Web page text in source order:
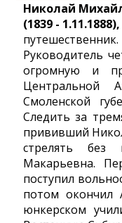
Николай
(1839 - 1.11.1888),
путешественник.
Руководитель
огромную и
Центральной
Смоленской
Следить за
прививший
стрелять без
Макарьевна.
поступил
потом окончил
юнкерском